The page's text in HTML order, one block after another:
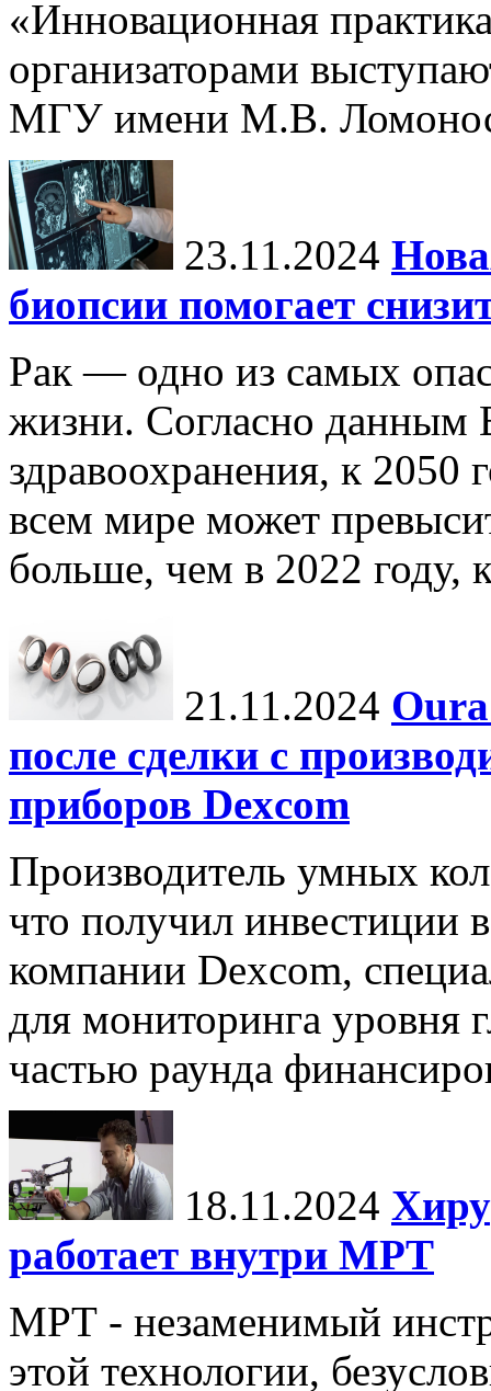
«Инновационная
организаторами
МГУ имени М.В.
23.11.2024
биопсии помогает
Рак — одно из самых
жизни. Согласно данным
здравоохранения, к 2050
всем мире может
больше, чем в 2022 году,
21.11.2024
после сделки с
приборов Dexcom
Производитель умных
что получил инвестиции
компании Dexcom,
для мониторинга уровня
частью раунда
18.11.2024
работает внутри МРТ
МРТ - незаменимый
этой технологии,